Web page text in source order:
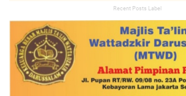
Recent Posts Label